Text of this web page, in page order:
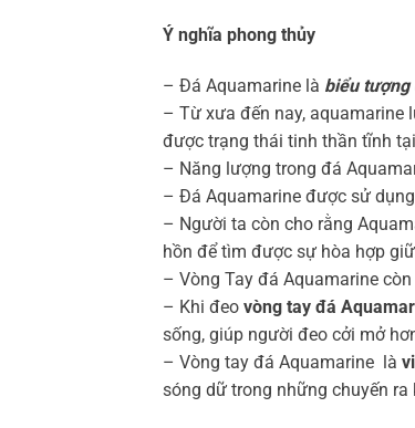
Ý nghĩa phong thủy
– Đá Aquamarine là biểu tượng
– Từ xưa đến nay, aquamarine
được trạng thái tinh thần tĩnh
– Năng lượng trong đá
– Đá Aquamarine được sử
– Người ta còn cho rằng
hồn để tìm được sự hòa hợp
– Vòng Tay đá Aquamarine
– Khi đeo vòng tay đá
sống, giúp người đeo cởi mở
– Vòng tay đá Aquamarine là
sóng dữ trong những chuyến ra